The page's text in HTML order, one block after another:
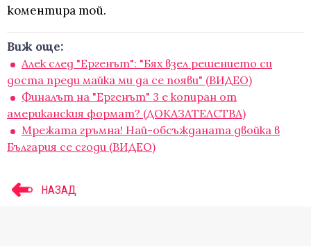
коментира той.
Виж още:
Алек след "Ергенът": "Бях взел решението си
доста преди майка ми да се появи" (ВИДЕО)
Финалът на "Ергенът" 3 е копиран от
американския формат? (ДОКАЗАТЕЛСТВА)
Мрежата гръмна! Най-обсъжданата двойка в
България се сгоди (ВИДЕО)
НАЗАД